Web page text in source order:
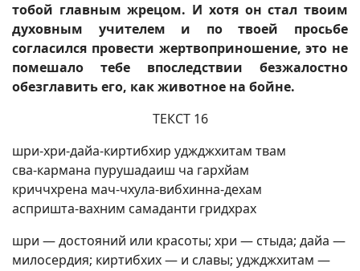
тобой главным жрецом. И хотя он стал твоим
духовным учителем и по твоей просьбе
согласился провести жертвоприношение, это не
помешало тебе впоследствии безжалостно
обезглавить его, как животное на бойне.
ТЕКСТ 16
шри-хри-дайа-киртибхир уджджхитам твам
сва-кармана пурушадаиш ча гархйам
криччхрена мач-чхула-вибхинна-дехам
аспришта-вахним самаданти гридхрах
шри — достояний или красоты; хри — стыда; дайа —
милосердия; киртибхих — и славы; уджджхитам —